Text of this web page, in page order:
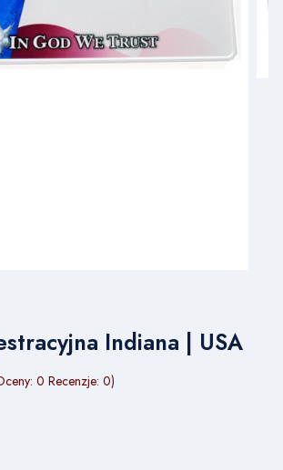
Indiana | USA
0 Recenzje: 0)